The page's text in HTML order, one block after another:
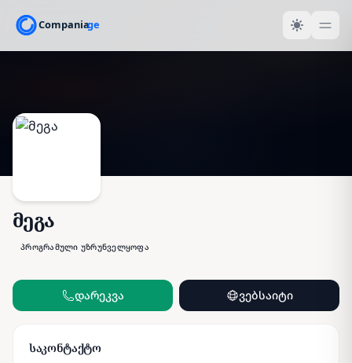
მეგა
პროგრამული უზრუნველყოფა
დარეკვა ვებსაიტი
საკონტაქტო